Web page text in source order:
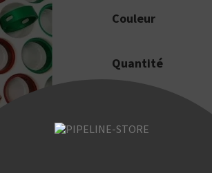
Couleur
Quantité